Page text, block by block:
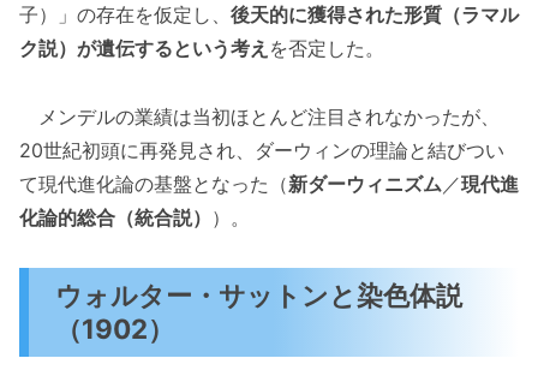
子）」の存在を仮定し、 後天的に獲得された形質（ラマル
ク説）が遺伝するという考え を否定した。
メンデルの業績は当初ほとんど注目されなかったが、
20世紀初頭に再発見され、ダーウィンの理論と結びつい
て現代進化論の基盤となった（新ダーウィニズム ／現代進
化論的総合（統合説） ）。
ウォルター・サットンと染色体説
（1902）